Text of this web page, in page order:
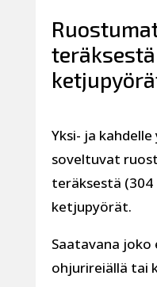
Yksi- ja
soveltuvat
teräksestä
ketjupyörät.
Saatavana joko
ohjurireiällä tai